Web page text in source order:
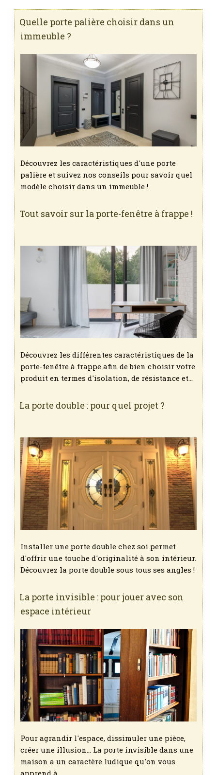
Quelle porte palière choisir dans un
immeuble ?
Découvrez les caractéristiques d'une porte
palière et suivez nos conseils pour savoir quel
modèle choisir dans un immeuble !
Tout savoir sur la porte-fenêtre à frappe !
Découvrez les différentes caractéristiques de la
porte-fenêtre à frappe afin de bien choisir votre
produit en termes d'isolation, de résistance et…
La porte double : pour quel projet ?
Installer une porte double chez soi permet
d'offrir une touche d'originalité à son intérieur.
Découvrez la porte double sous tous ses angles !
La porte invisible : pour jouer avec son
espace intérieur
Pour agrandir l'espace, dissimuler une pièce,
créer une illusion... La porte invisible dans une
maison a un caractère ludique qu'on vous
apprend à…